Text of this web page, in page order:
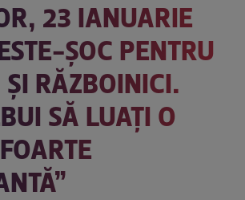
23 IANUARIE
ȘOC PENTRU
RĂZBOINICI.
SĂ LUAȚI O